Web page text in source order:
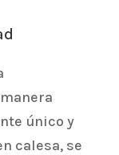
único y
calesa, se